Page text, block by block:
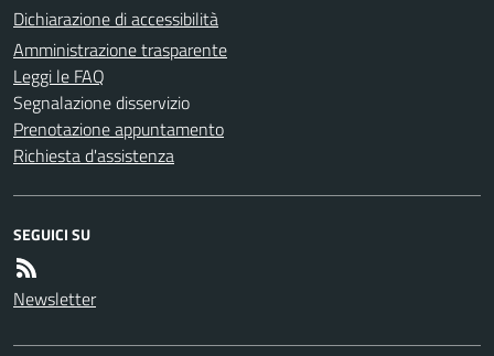
Dichiarazione di accessibilità
Amministrazione trasparente
Leggi le FAQ
Segnalazione disservizio
Prenotazione appuntamento
Richiesta d'assistenza
SEGUICI SU
Newsletter